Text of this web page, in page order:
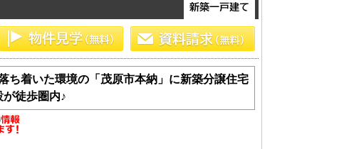
ち着いた環境の「茂原市本納」に新築分譲住宅
徒歩圏内♪